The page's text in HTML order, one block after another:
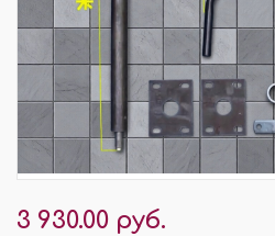
3 930.00 руб.